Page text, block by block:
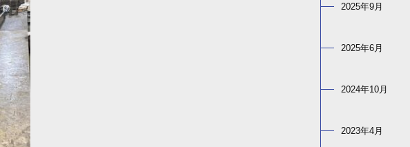
2025年9月
2025年6月
2024年10月
2023年4月